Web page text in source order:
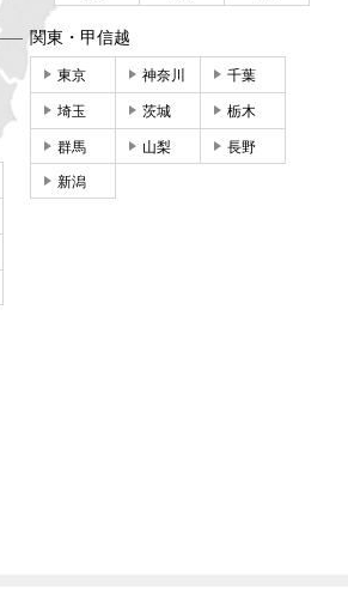
関東・甲信越
東京 神奈川 千葉
埼玉 茨城 栃木
群馬 山梨 長野
新潟